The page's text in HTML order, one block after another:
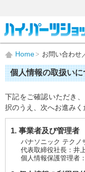
Home お問い合わせ
個人情報の取扱いに
下記をご確認いただき
択のうえ、次へお進みく
1. 事業者及び管理者
パナソニック テクノ
代表取締役社長：井
個人情報保護管理者